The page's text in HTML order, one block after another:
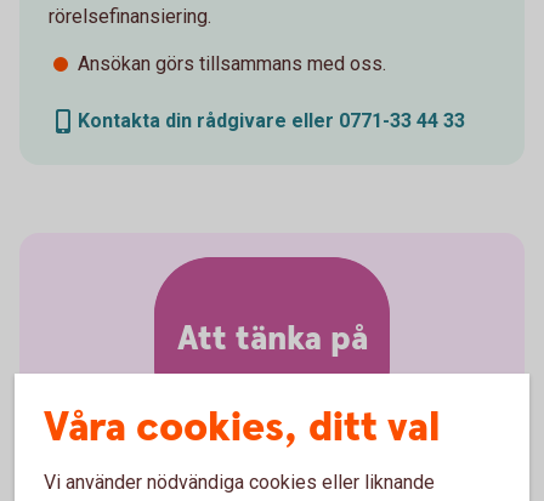
rörelsefinansiering.
Ansökan görs tillsammans med oss.
Kontakta din rådgivare eller 0771-33 44 33
Att tänka på
Våra cookies, ditt val
Vi använder nödvändiga cookies eller liknande